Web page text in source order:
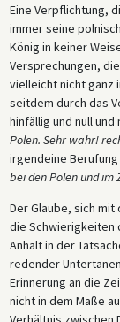
Eine Verpflichtung,
immer seine
König in keiner
Versprechungen,
vielleicht nicht ganz
seitdem durch das
hinfällig und null
Polen. Sehr wahr!
irgendeine
bei den Polen und im
Der Glaube, sich
die Schwierigkeiten
Anhalt in der
redender
Erinnerung an die
nicht in dem Maße